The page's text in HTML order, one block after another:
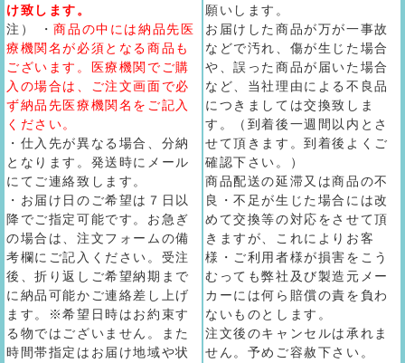
け致します。
注） ・商品の中には納品先医
療機関名が必須となる商品も
ございます。医療機関でご購
入の場合は、ご注文画面で必
ず納品先医療機関名をご記入
ください。
・仕入先が異なる場合、分納
となります。発送時にメール
にてご連絡致します。
・お届け日のご希望は７日以
降でご指定可能です。お急ぎ
の場合は、注文フォームの備
考欄にご記入ください。受注
後、折り返しご希望納期まで
に納品可能かご連絡差し上げ
ます。※希望日時はお約束す
る物ではございません。また
時間帯指定はお届け地域や状
願いします。
お届けした商品が万が一事故
などで汚れ、傷が生じた場合
や、誤った商品が届いた場合
など、当社理由による不良品
につきましては交換致しま
す。（到着後一週間以内とさ
せて頂きます。到着後よくご
確認下さい。）
商品配送の延滞又は商品の不
良・不足が生じた場合には改
めて交換等の対応をさせて頂
きますが、これによりお客
様・ご利用者様が損害をこう
むっても弊社及び製造元メー
カーには何ら賠償の責を負わ
ないものとします。
注文後のキャンセルは承れま
せん。予めご容赦下さい。